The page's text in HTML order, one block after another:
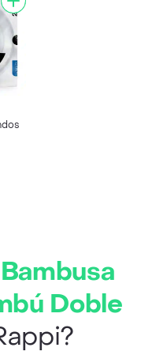
Bambusa
Doble